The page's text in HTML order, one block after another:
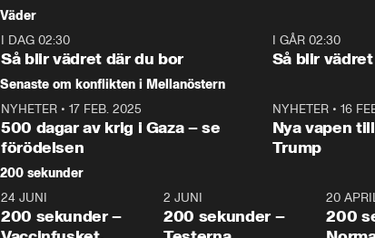
tonårsutvisningarna och hur
Moderaterna ska locka
väljare till valet i höst.
Väder
I DAG 02:30
Så blir vädret där du bor
I GÅR 02:30
Så blir
Senaste om konflikten i Mellanöstern
NYHETER • 17 FEB. 2025
500 dagar av krig i Gaza – se
förödelsen
NYHETER• 16
Nya vapen
Trump
200 sekunder
5:00
24 JUNI
200 sekunder –
4:23
2 JUNI
200 sekunder –
20
200